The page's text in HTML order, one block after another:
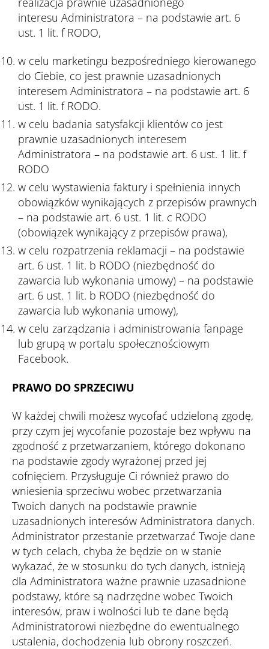
interesu Administratora – na podstawie art. 6
ust. 1 lit. f RODO,
w celu marketingu bezpośredniego kierowanego
do Ciebie, co jest prawnie uzasadnionych
interesem Administratora – na podstawie art. 6
ust. 1 lit. f RODO.
w celu badania satysfakcji klientów co jest
prawnie uzasadnionych interesem
Administratora – na podstawie art. 6 ust. 1 lit. f
RODO
w celu wystawienia faktury i spełnienia innych
obowiązków wynikających z przepisów prawnych
– na podstawie art. 6 ust. 1 lit. c RODO
(obowiązek wynikający z przepisów prawa),
w celu rozpatrzenia reklamacji – na podstawie
art. 6 ust. 1 lit. b RODO (niezbędność do
zawarcia lub wykonania umowy) – na podstawie
art. 6 ust. 1 lit. b RODO (niezbędność do
zawarcia lub wykonania umowy),
w celu zarządzania i administrowania fanpage
lub grupą w portalu społecznościowym
Facebook.
PRAWO DO SPRZECIWU
W każdej chwili możesz wycofać udzieloną zgodę,
przy czym jej wycofanie pozostaje bez wpływu na
zgodność z przetwarzaniem, którego dokonano
na podstawie zgody wyrażonej przed jej
cofnięciem. Przysługuje Ci również prawo do
wniesienia sprzeciwu wobec przetwarzania
Twoich danych na podstawie prawnie
uzasadnionych interesów Administratora danych.
Administrator przestanie przetwarzać Twoje dane
w tych celach, chyba że będzie on w stanie
wykazać, że w stosunku do tych danych, istnieją
dla Administratora ważne prawnie uzasadnione
podstawy, które są nadrzędne wobec Twoich
interesów, praw i wolności lub te dane będą
Administratorowi niezbędne do ewentualnego
ustalenia, dochodzenia lub obrony roszczeń.